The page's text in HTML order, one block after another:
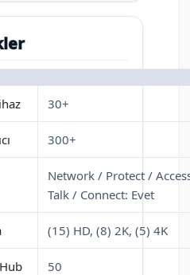
30+
300+
Network / Protect /
Talk / Connect: Evet
(15) HD, (8) 2K, (5) 4K
50